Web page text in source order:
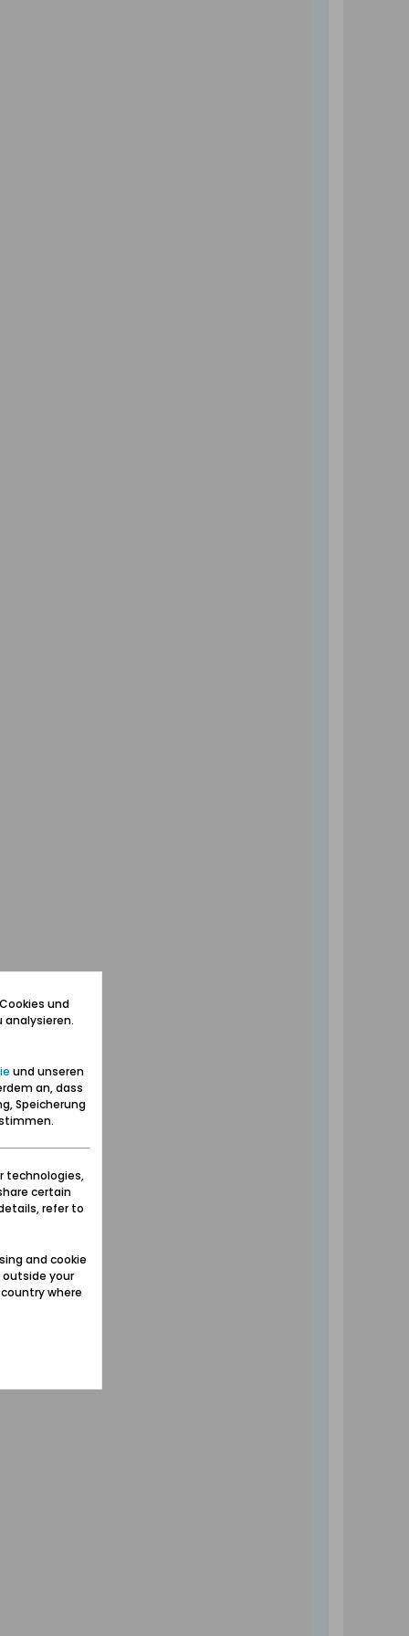
und
und unseren
an, dass
Speicherung
technologies,
certain
refer to
and cookie
your
where